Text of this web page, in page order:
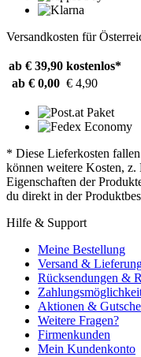
Versandkosten für
ab € 39,90 kostenlos*
ab € 0,00 € 4,90
* Diese Lieferkosten
können weitere Kosten,
Eigenschaften der
du direkt in der
Hilfe & Support
Meine Bestellung
Versand &
Rücksendungen &
Aktionen &
Weitere Fragen?
Firmenkunden
Mein Kundenkonto